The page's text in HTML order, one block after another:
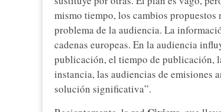
mismo tiempo, los cambios
problema de la audiencia. La
cadenas europeas. En la audiencia
publicación, el tiempo de publicación,
instancia, las audiencias de emisiones
solución significativa”.